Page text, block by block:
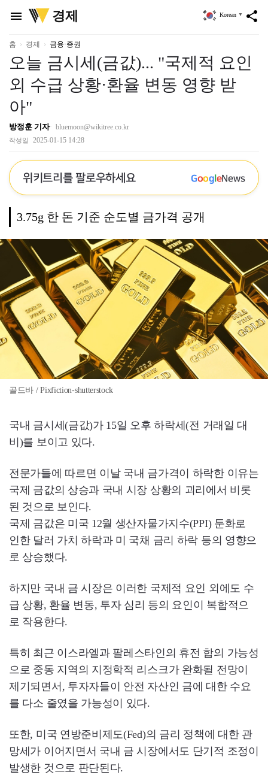
menu
위
키
리
경제 share
Korean ▼
홈 경제 금융·증권
오늘 금시세(금값)... "국제적 요인
외 수급 상황·환율 변동 영향 받
아"
방정훈 기자 bluemoon@wikitree.co.kr
작성일 2025-01-15 14:28
위키트리를 팔로우하세요 GoogleNews
3.75g 한 돈 기준 순도별 금가격 공개
골드바 / Pixfiction-shutterstock
국내 금시세(금값)가 15일 오후 하락세(전 거래일 대
비)를 보이고 있다.
전문가들에 따르면 이날 국내 금가격이 하락한 이유는
국제 금값의 상승과 국내 시장 상황의 괴리에서 비롯
된 것으로 보인다.
국제 금값은 미국 12월 생산자물가지수(PPI) 둔화로
인한 달러 가치 하락과 미 국채 금리 하락 등의 영향으
로 상승했다.
하지만 국내 금 시장은 이러한 국제적 요인 외에도 수
급 상황, 환율 변동, 투자 심리 등의 요인이 복합적으
로 작용한다.
특히 최근 이스라엘과 팔레스타인의 휴전 합의 가능성
으로 중동 지역의 지정학적 리스크가 완화될 전망이
제기되면서, 투자자들이 안전 자산인 금에 대한 수요
를 다소 줄였을 가능성이 있다.
또한, 미국 연방준비제도(Fed)의 금리 정책에 대한 관
망세가 이어지면서 국내 금 시장에서도 단기적 조정이
발생한 것으로 판단된다.